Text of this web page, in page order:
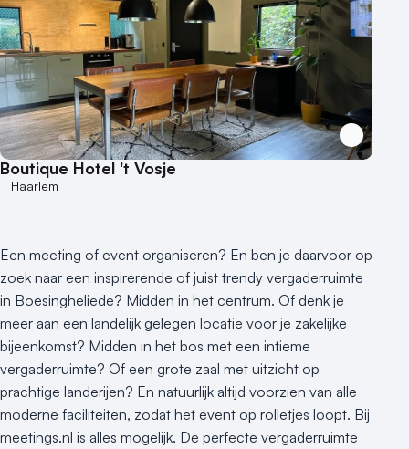
Heisessie
Hotel
Hybride events
Industriële locatie
Kasteel en landgoed
Kleine / intieme locatie
Locaties aan zee
Museum
Boutique Hotel 't Vosje
Haarlem
Een meeting of event organiseren? En ben je daarvoor op
zoek naar een inspirerende of juist trendy vergaderruimte
in Boesingheliede? Midden in het centrum. Of denk je
meer aan een landelijk gelegen locatie voor je zakelijke
bijeenkomst? Midden in het bos met een intieme
vergaderruimte? Of een grote zaal met uitzicht op
prachtige landerijen? En natuurlijk altijd voorzien van alle
moderne faciliteiten, zodat het event op rolletjes loopt. Bij
meetings.nl is alles mogelijk. De perfecte vergaderruimte